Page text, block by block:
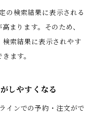
検索結果に表示される
まります。そのため、
索結果に表示されやす
ます。
しやすくなる
ンでの予約・注文がで